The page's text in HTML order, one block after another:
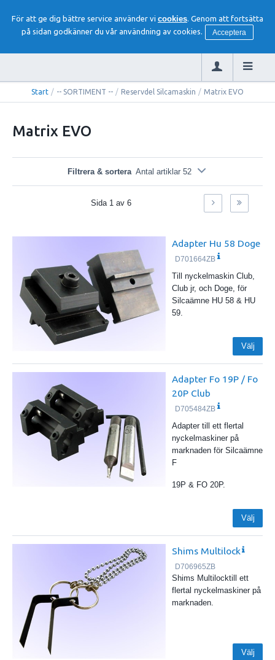
För att ge dig bättre service använder vi cookies. Genom att fortsätta
på sidan godkänner du vår användning av cookies.
Acceptera
Start / -- SORTIMENT -- / Reservdel Silcamaskin / Matrix EVO
Matrix EVO
Filtrera & sortera Antal artiklar 52
Sida 1 av 6
Adapter Hu 58 Doge
D701664ZB
Till nyckelmaskin Club,
Club jr, och Doge, för
Silcaämne HU 58 & HU
59.
Välj
Adapter Fo 19P / Fo
20P Club
D705484ZB
Adapter till ett flertal
nyckelmaskiner på
marknaden för Silcaämne
F
19P & FO 20P.
Välj
Shims Multilock
D706965ZB
Shims Multilocktill ett
flertal nyckelmaskiner på
marknaden.
Välj